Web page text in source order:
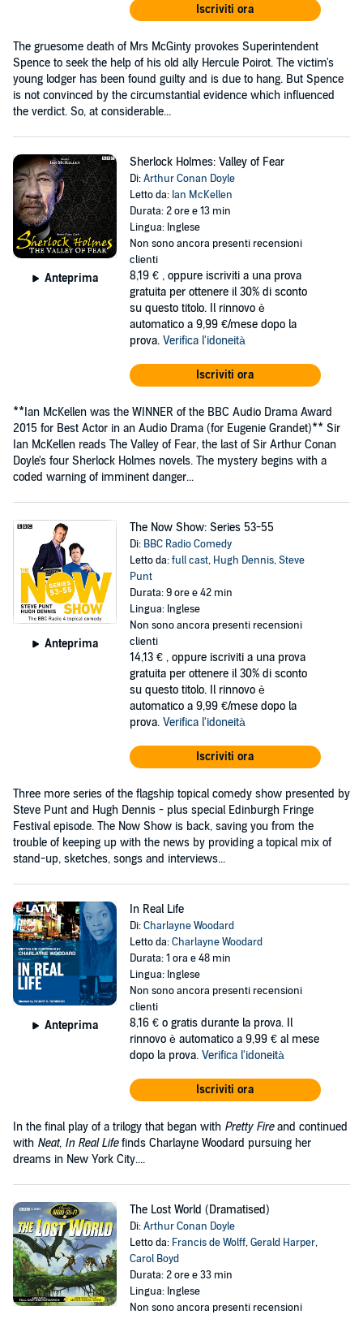
Iscriviti ora
The gruesome death of Mrs McGinty provokes Superintendent
Spence to seek the help of his old ally Hercule Poirot. The victim's
young lodger has been found guilty and is due to hang. But Spence
is not convinced by the circumstantial evidence which influenced
the verdict. So, at considerable...
Anteprima
Sherlock Holmes: Valley of Fear
Di:Arthur Conan Doyle
Letto da: Ian McKellen
Durata: 2 ore e 13 min
Lingua: Inglese
Non sono ancora presenti recensioni
clienti
8,19 € , oppure iscriviti a una prova
gratuita per ottenere il 30% di sconto
su questo titolo. Il rinnovo è
automatico a 9,99 €/mese dopo la
prova. Verifica l'idoneità
Iscriviti ora
**Ian McKellen was the WINNER of the BBC Audio Drama Award
2015 for Best Actor in an Audio Drama (for Eugenie Grandet)** Sir
Ian McKellen reads The Valley of Fear, the last of Sir Arthur Conan
Doyle's four Sherlock Holmes novels. The mystery begins with a
coded warning of imminent danger...
Anteprima
The Now Show: Series 53-55
Di: BBC Radio Comedy
Letto da:full cast, Hugh Dennis,Steve
Punt
Durata: 9 ore e 42 min
Lingua: Inglese
Non sono ancora presenti recensioni
clienti
14,13 € , oppure iscriviti a una prova
gratuita per ottenere il 30% di sconto
su questo titolo. Il rinnovo è
automatico a 9,99 €/mese dopo la
prova. Verifica l'idoneità
Iscriviti ora
Three more series of the flagship topical comedy show presented by
Steve Punt and Hugh Dennis - plus special Edinburgh Fringe
Festival episode. The Now Show is back, saving you from the
trouble of keeping up with the news by providing a topical mix of
stand-up, sketches, songs and interviews...
Anteprima
In Real Life
Di:Charlayne Woodard
Letto da:Charlayne Woodard
Durata: 1 ora e 48 min
Lingua: Inglese
Non sono ancora presenti recensioni
clienti
8,16 € o gratis durante la prova. Il
rinnovo è automatico a 9,99 € al mese
dopo la prova. Verifica l'idoneità
Iscriviti ora
In the final play of a trilogy that began with Pretty Fireand continued
with Neat, In Real Lifefinds Charlayne Woodard pursuing her
dreams in New York City....
The Lost World (Dramatised)
Di:Arthur Conan Doyle
Letto da: Francis de Wolff,Gerald Harper,
Carol Boyd
Durata: 2 ore e 33 min
Lingua: Inglese
Non sono ancora presenti recensioni